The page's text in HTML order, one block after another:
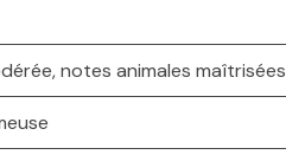
notes animales maîtrisées